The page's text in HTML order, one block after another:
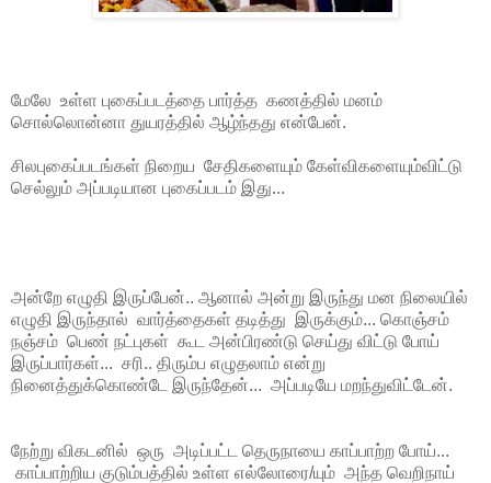
மேலே உள்ள புகைப்படத்தை பார்த்த கணத்தில் மனம்
சொல்லொன்னா துயரத்தில் ஆழ்ந்தது என்பேன்.
சிலபுகைப்படங்கள் நிறைய சேதிகளையும் கேள்விகளையும்விட்டு
செல்லும் அப்படியான புகைப்படம் இது...
அன்றே எழுதி இருப்பேன்.. ஆனால் அன்று இருந்து மன நிலையில்
எழுதி இருந்தால் வார்த்தைகள் தடித்து இருக்கும்... கொஞ்சம்
நஞ்சம் பெண் நட்புகள் கூட அன்பிரண்டு செய்து விட்டு போய்
இருப்பார்கள்... சரி.. திரும்ப எழுதலாம் என்று
நினைத்துக்கொண்டே இருந்தேன்... அப்படியே மறந்துவிட்டேன்.
நேற்று விகடனில் ஒரு அடிப்பட்ட தெருநாயை காப்பாற்ற போய்...
காப்பாற்றிய குடும்பத்தில் உள்ள எல்லோரை/யும் அந்த வெறிநாய்